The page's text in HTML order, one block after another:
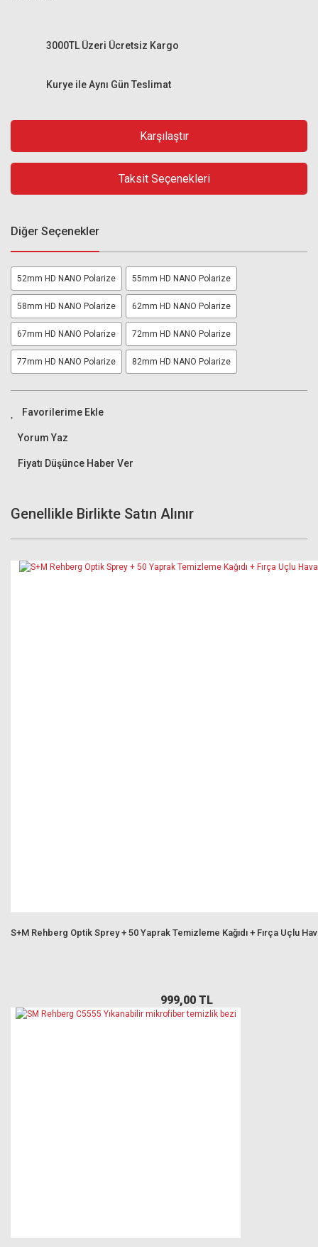
Kurye ile Aynı Gün Teslimat
3000TL Üzeri Ücretsiz Kargo
Karşılaştır
Taksit Seçenekleri
Diğer Seçenekler
52mm HD NANO Polarize 55mm HD NANO Polarize
58mm HD NANO Polarize 62mm HD NANO Polarize
67mm HD NANO Polarize 72mm HD NANO Polarize
77mm HD NANO Polarize 82mm HD NANO Polarize
Yorum Yaz
Fiyatı Düşünce Haber Ver
Genellikle Birlikte Satın Alınır
S+M Rehberg Optik Sprey + 50 Yaprak Temizleme Kağıdı + Fırça Uçlu
999,00 TL